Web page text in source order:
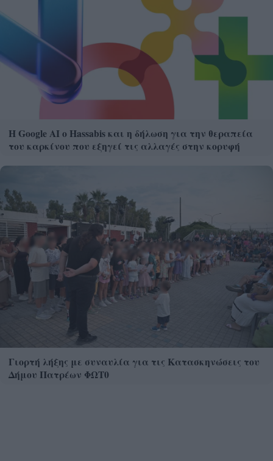
Η Google ΑΙ ο Hassabis και η δήλωση για την θεραπεία
του καρκίνου που εξηγεί τις αλλαγές στην κορυφή
Γιορτή λήξης με συναυλία για τις Κατασκηνώσεις του
Δήμου Πατρέων ΦΩΤ0